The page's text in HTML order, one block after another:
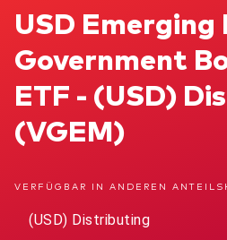
Produkte handeln
Anbieterliste
Produkte im Überblick
Wissen
Back to main menu
Aktuelles
Über uns
Jetzt
USD Emerging Markets
USD
Government
ETF - (USD)
(VGEM)
VERFÜGBAR IN ANDEREN
(USD) Distributing